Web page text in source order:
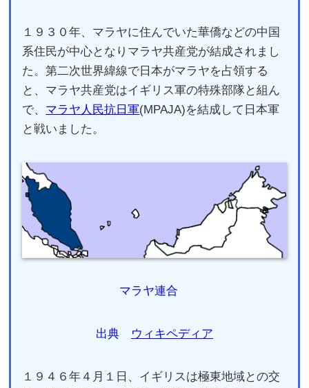
１９３０年、マラヤに住んでいた華僑などの中国
系住民が中心となりマラヤ共産党が結成されまし
た。第二次世界緯線で日本がマラヤを占領する
と、マラヤ共産党はイギリス軍の特殊部隊と組ん
で、 マラヤ人民抗日軍(MPAJA)を結成して日本軍
と戦いました。
マラヤ連合
出典 ウィキペディア
１９４６年４月１日、イギリスは極東地域との交